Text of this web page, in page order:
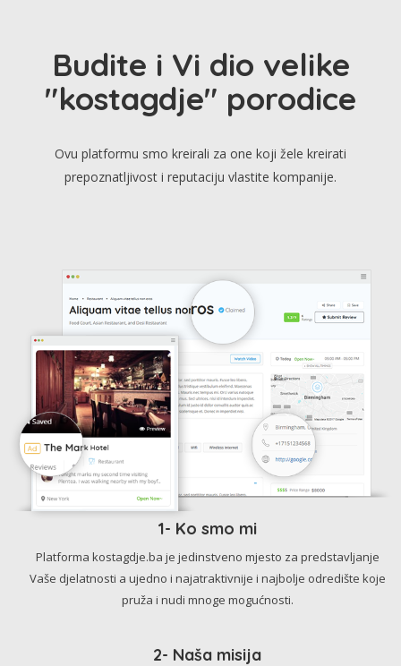
Budite i Vi dio velike
"kostagdje" porodice
Ovu platformu smo kreirali za one koji žele kreirati
prepoznatljivost i reputaciju vlastite kompanije.
1- Ko smo mi
Platforma kostagdje.ba je jedinstveno mjesto za predstavljanje
Vaše djelatnosti a ujedno i najatraktivnije i najbolje odredište koje
pruža i nudi mnoge mogućnosti.
2- Naša misija